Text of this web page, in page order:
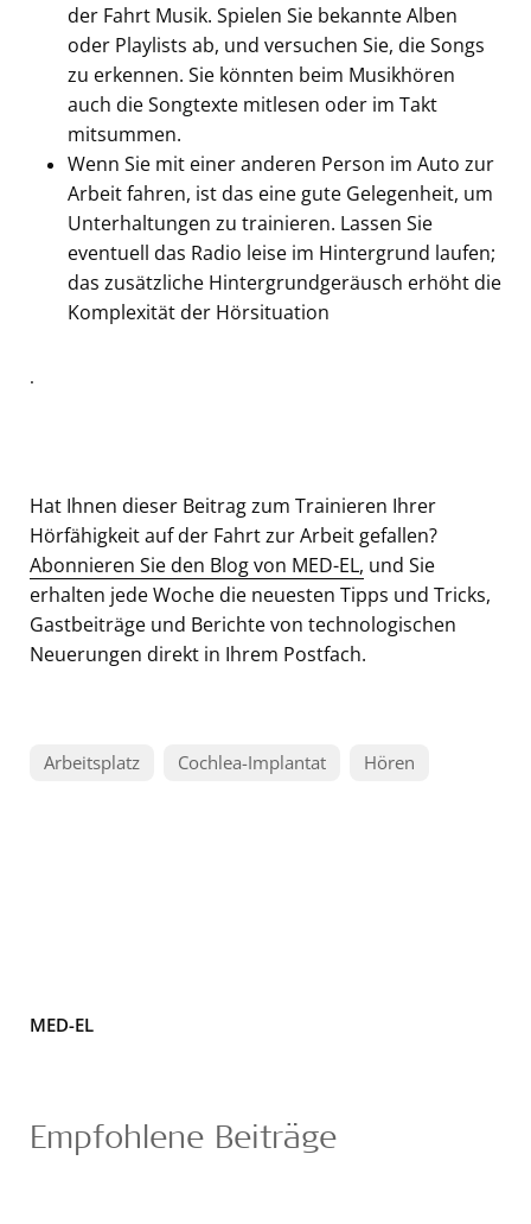
der Fahrt Musik. Spielen Sie bekannte Alben
oder Playlists ab, und versuchen Sie, die Songs
zu erkennen. Sie könnten beim Musikhören
auch die Songtexte mitlesen oder im Takt
mitsummen.
Wenn Sie mit einer anderen Person im Auto zur
Arbeit fahren, ist das eine gute Gelegenheit, um
Unterhaltungen zu trainieren. Lassen Sie
eventuell das Radio leise im Hintergrund laufen;
das zusätzliche Hintergrundgeräusch erhöht die
Komplexität der Hörsituation
.
Hat Ihnen dieser Beitrag zum Trainieren Ihrer
Hörfähigkeit auf der Fahrt zur Arbeit gefallen?
Abonnieren Sie den Blog von MED-EL, und Sie
erhalten jede Woche die neuesten Tipps und Tricks,
Gastbeiträge und Berichte von technologischen
Neuerungen direkt in Ihrem Postfach.
Arbeitsplatz Cochlea-Implantat Hören
MED-EL
Empfohlene Beiträge